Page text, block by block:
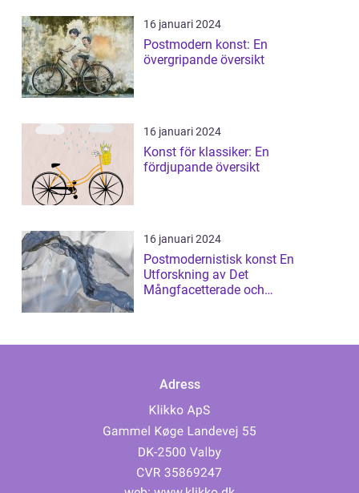
16 januari 2024
Postmodern konst: En
övergripande översikt
16 januari 2024
Konst för klassiker: En
fördjupande översikt
16 januari 2024
Postmodernistisk konst En
Utforskning av Det
Mångfacetterade och
Adress